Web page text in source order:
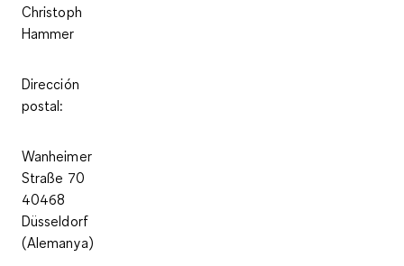
Christoph
Hammer
Dirección
postal:
Wanheimer
Straße 70
40468
Düsseldorf
(Alemanya)